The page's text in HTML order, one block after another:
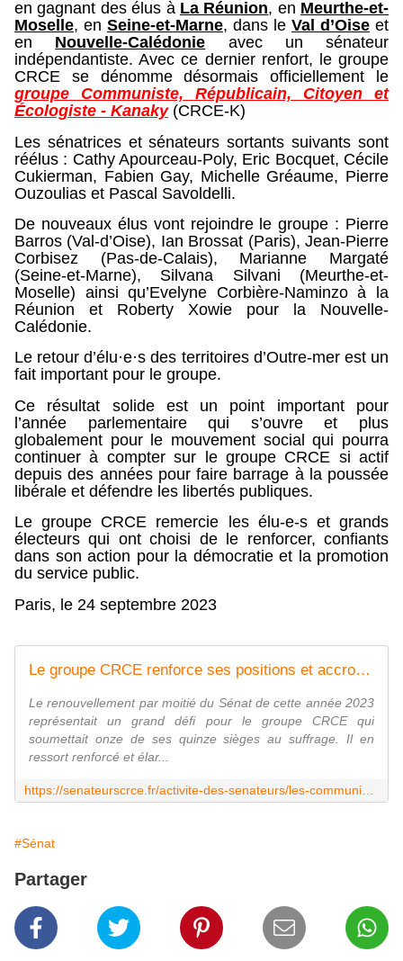
en gagnant des élus à La Réunion, en Meurthe-et-
Moselle, en Seine-et-Marne, dans le Val d’Oise et
en Nouvelle-Calédonie avec un sénateur
indépendantiste. Avec ce dernier renfort, le groupe
CRCE se dénomme désormais officiellement le
groupe Communiste, Républicain, Citoyen et
Écologiste - Kanaky(CRCE-K)
Les sénatrices et sénateurs sortants suivants sont
réélus : Cathy Apourceau-Poly, Eric Bocquet, Cécile
Cukierman, Fabien Gay, Michelle Gréaume, Pierre
Ouzoulias et Pascal Savoldelli.
De nouveaux élus vont rejoindre le groupe : Pierre
Barros (Val-d’Oise), Ian Brossat (Paris), Jean-Pierre
Corbisez (Pas-de-Calais), Marianne Margaté
(Seine-et-Marne), Silvana Silvani (Meurthe-et-
Moselle) ainsi qu’Evelyne Corbière-Naminzo à la
Réunion et Roberty Xowie pour la Nouvelle-
Calédonie.
Le retour d’élu·e·s des territoires d’Outre-mer est un
fait important pour le groupe.
Ce résultat solide est un point important pour
l’année parlementaire qui s’ouvre et plus
globalement pour le mouvement social qui pourra
continuer à compter sur le groupe CRCE si actif
depuis des années pour faire barrage à la poussée
libérale et défendre les libertés publiques.
Le groupe CRCE remercie les élu-e-s et grands
électeurs qui ont choisi de le renforcer, confiants
dans son action pour la démocratie et la promotion
du service public.
Paris, le 24 septembre 2023
Le groupe CRCE renforce ses positions et accroît son assise territoriale - et devient le groupe Communiste, Républicain, Citoyen et Écologiste - Kanaky - Groupe CRCE
Le renouvellement par moitié du Sénat de cette année 2023
représentait un grand défi pour le groupe CRCE qui
soumettait onze de ses quinze sièges au suffrage. Il en
ressort renforcé et élar...
#Sénat
Partager